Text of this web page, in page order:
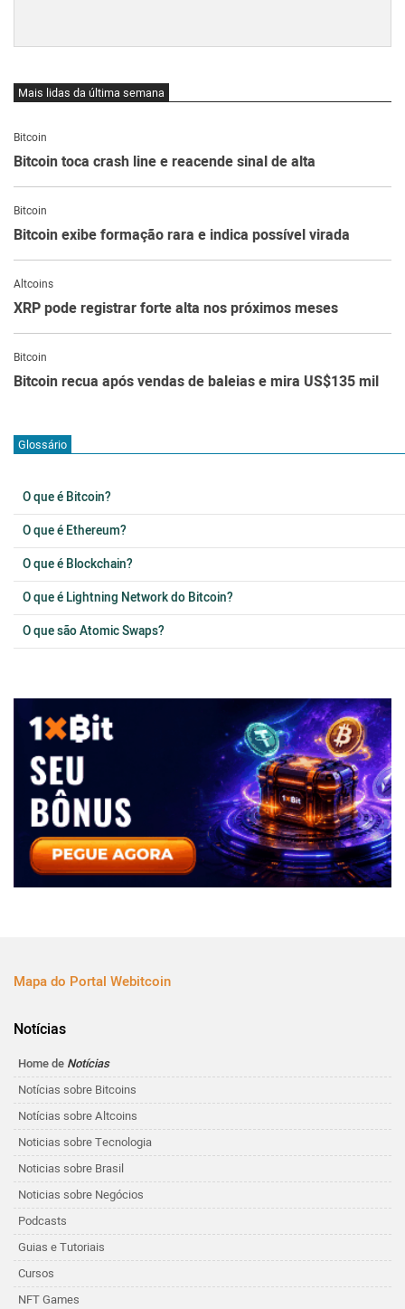
Mais lidas da última semana
Bitcoin
Bitcoin toca crash line e reacende sinal de alta
Bitcoin
Bitcoin exibe formação rara e indica possível virada
Altcoins
XRP pode registrar forte alta nos próximos meses
Bitcoin
Bitcoin recua após vendas de baleias e mira US$135 mil
Glossário
O que é Bitcoin?
O que é Ethereum?
O que é Blockchain?
O que é Lightning Network do Bitcoin?
O que são Atomic Swaps?
Mapa do Portal Webitcoin
Notícias
Home de Notícias
Notícias sobre Bitcoins
Notícias sobre Altcoins
Noticias sobre Tecnologia
Noticias sobre Brasil
Noticias sobre Negócios
Podcasts
Guias e Tutoriais
Cursos
NFT Games